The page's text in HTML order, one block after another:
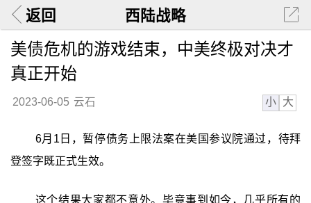
返回 西陆战略
美债危机的游戏结束，中美终极对决才
真正开始
2023-06-05 云石 小 大
6月1日，暂停债务上限法案在美国参议院通过，待拜
登签字既正式生效。
这个结果大家都不意外。毕竟事到如今，几乎所有的